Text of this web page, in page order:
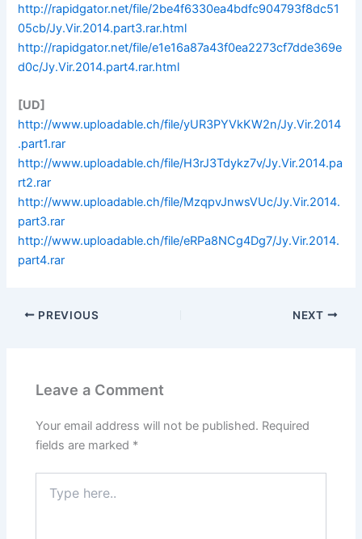
http://rapidgator.net/file/2be4f6330ea4bdfc904793f8dc51
05cb/Jy.Vir.2014.part3.rar.html
http://rapidgator.net/file/e1e16a87a43f0ea2273cf7dde369e
d0c/Jy.Vir.2014.part4.rar.html
[UD]
http://www.uploadable.ch/file/yUR3PYVkKW2n/Jy.Vir.2014
.part1.rar
http://www.uploadable.ch/file/H3rJ3Tdykz7v/Jy.Vir.2014.pa
rt2.rar
http://www.uploadable.ch/file/MzqpvJnwsVUc/Jy.Vir.2014.
part3.rar
http://www.uploadable.ch/file/eRPa8NCg4Dg7/Jy.Vir.2014.
part4.rar
PREVIOUS NEXT
Leave a Comment
Your email address will not be published. Required
fields are marked *
here..